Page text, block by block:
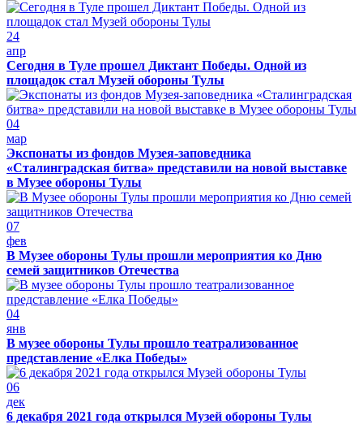
24
апр
Сегодня в Туле прошел Диктант Победы. Одной из
площадок стал Музей обороны Тулы
04
мар
Экспонаты из фондов Музея-заповедника
«Сталинградская битва» представили на новой выставке
в Музее обороны Тулы
07
фев
В Музее обороны Тулы прошли мероприятия ко Дню
семей защитников Отечества
04
янв
В музее обороны Тулы прошло театрализованное
представление «Елка Победы»
06
дек
6 декабря 2021 года открылся Музей обороны Тулы